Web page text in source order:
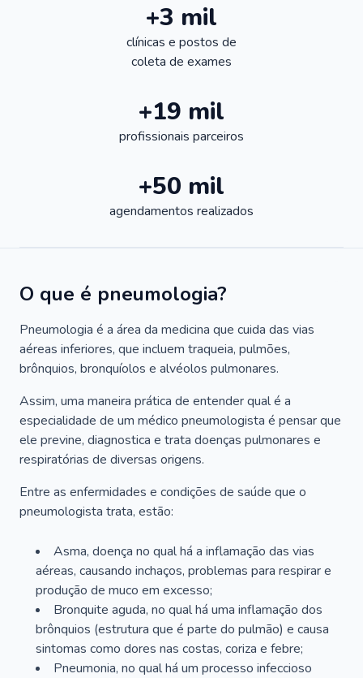
+3 mil
clínicas e postos de
coleta de exames
+19 mil
profissionais parceiros
+50 mil
agendamentos realizados
O que é pneumologia?
Pneumologia é a área da medicina que cuida das vias
aéreas inferiores, que incluem traqueia, pulmões,
brônquios, bronquíolos e alvéolos pulmonares.
Assim, uma maneira prática de entender qual é a
especialidade de um médico pneumologista é pensar que
ele previne, diagnostica e trata doenças pulmonares e
respiratórias de diversas origens.
Entre as enfermidades e condições de saúde que o
pneumologista trata, estão:
Asma, doença no qual há a inflamação das vias
aéreas, causando inchaços, problemas para respirar e
produção de muco em excesso;
Bronquite aguda, no qual há uma inflamação dos
brônquios (estrutura que é parte do pulmão) e causa
sintomas como dores nas costas, coriza e febre;
Pneumonia, no qual há um processo infeccioso